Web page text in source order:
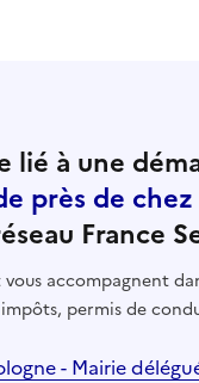
à une
près de
France
accompagnent
permis de
- Mairie